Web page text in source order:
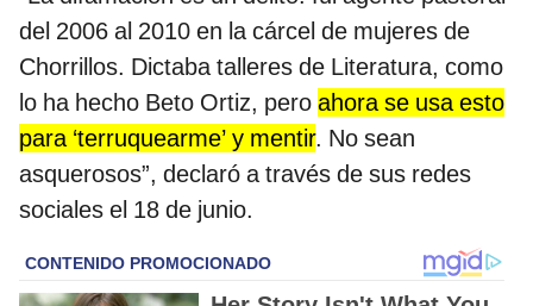
del 2006 al 2010 en la cárcel de mujeres de
Chorrillos. Dictaba talleres de Literatura, como
lo ha hecho Beto Ortiz, pero ahora se usa esto
para ‘terruquearme’ y mentir. No sean
asquerosos”, declaró a través de sus redes
sociales el 18 de junio.